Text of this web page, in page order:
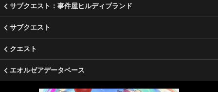
サブクエスト：事件屋ヒルディブランド
サブクエスト
クエスト
エオルゼアデータベース